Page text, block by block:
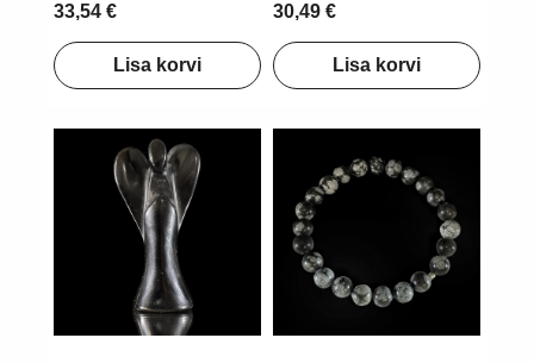
33,54 €
Lisa korvi
30,49 €
Lisa korvi